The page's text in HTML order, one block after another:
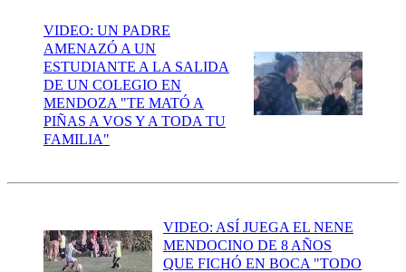
VIDEO: UN PADRE
AMENAZÓ A UN
ESTUDIANTE A LA SALIDA
DE UN COLEGIO EN
MENDOZA "TE MATÓ A
PIÑAS A VOS Y A TODA TU
FAMILIA"
VIDEO: ASÍ JUEGA EL NENE
MENDOCINO DE 8 AÑOS
QUE FICHÓ EN BOCA "TODO